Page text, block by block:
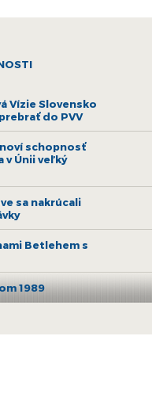
Vízie Slovensko
do PVV
schopnosť
v Únii veľký
sa nakrúcali
Betlehem s
1989